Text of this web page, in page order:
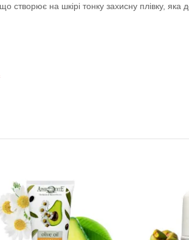
на шкірі тонку захисну плівку, яка